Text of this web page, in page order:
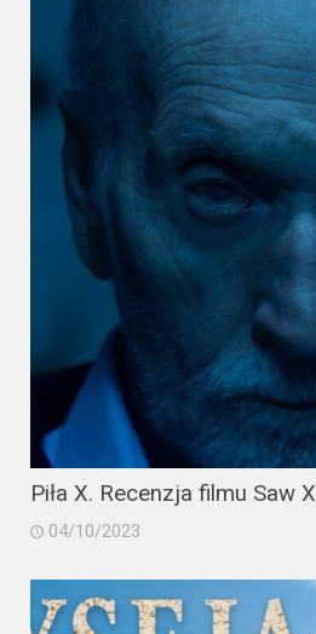
Piła X. Recenzja filmu Saw X
04/10/2023